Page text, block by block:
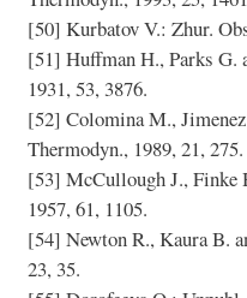
[50] Kurbatov V.: Zhur.
[51] Huffman H., Parks G.
1931, 53, 3876.
[52] Colomina M.,
Thermodyn., 1989, 21, 275.
[53] McCullough J., Finke
1957, 61, 1105.
[54] Newton R., Kaura B.
23, 35.